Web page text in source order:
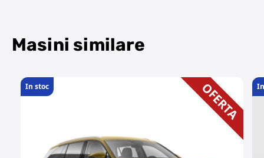
Masini similare
In stoc OFERTA